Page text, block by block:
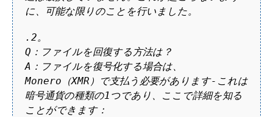
に、可能な限りのことを行いました。
.2。
Q：ファイルを回復する方法は？
A：ファイルを復号化する場合は、
Monero（XMR）で支払う必要があります-これは
暗号通貨の種類の1つであり、ここで詳細を知る
ことができます：